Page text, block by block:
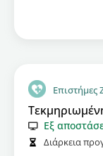
Επιστήμες
Εξ
Διάρκεια